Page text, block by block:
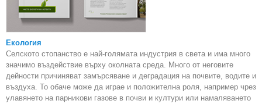
Екология
Селското стопанство е най-голямата индустрия в света и има много
значимо въздействие върху околната среда. Много от неговите
дейности причиняват замърсяване и деградация на почвите, водите и
въздуха. То обаче може да играе и положителна роля, например чрез
улавянето на парникови газове в почви и култури или намаляването